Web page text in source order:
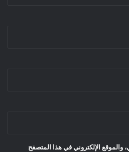
والموقع الإلكتروني في هذا المتصفح